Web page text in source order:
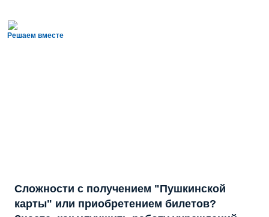
Решаем вместе
Сложности с получением "Пушкинской
карты" или приобретением билетов?